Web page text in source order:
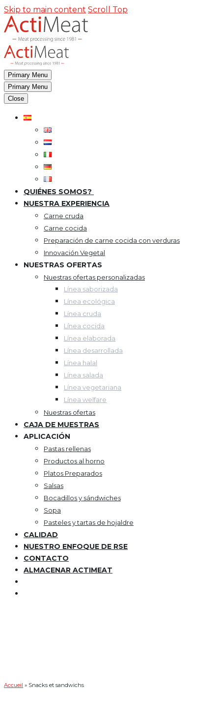
Skip to main content Scroll Top
Primary Menu
Primary Menu
Close
QUIÉNES SOMOS?
NUESTRA EXPERIENCIA
Carne cruda
Carne cocida
Preparación de carne cocida con verduras
Innovación Vegetal
NUESTRAS OFERTAS
Nuestras ofertas personalizadas
Línea saborizada
Línea ecológica
Línea cruda
Línea cocida
Línea elaborada
Línea desarrollada
Línea halal
Línea salada
Línea vegetariana
Línea welfare
Nuestras ofertas
CAJA DE MUESTRAS
APLICACIÓN
Pastas rellenas
Productos al horno
Platos Preparados
Salsas
Bocadillos y sándwiches
Sopa
Pasteles y tartas de hojaldre
CALIDAD
NUESTRO ENFOQUE DE RSE
CONTACTO
ALMACENAR ACTIMEAT
Accueil » Snacks et sandwichs